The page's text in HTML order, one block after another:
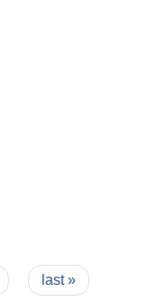
last »